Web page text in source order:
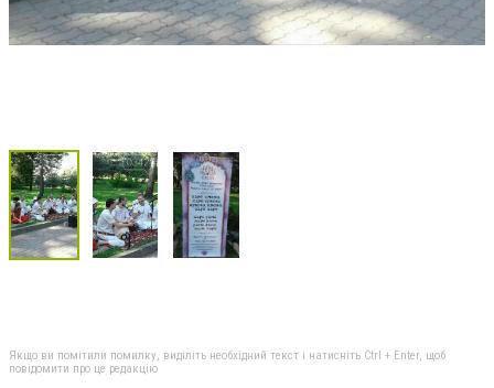
Якщо ви помітили помилку, виділіть необхідний текст і натисніть Ctrl + Enter, щоб
повідомити про це редакцію